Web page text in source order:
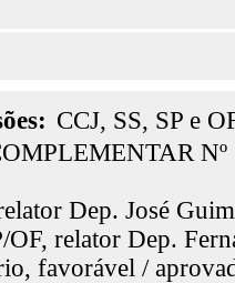
CCJ, SS, SP e
Dep. José
OF, relator Dep.
favorável /